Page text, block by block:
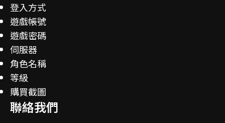
登入方式
遊戲帳號
遊戲密碼
伺服器
角色名稱
等級
購買截圖
聯絡我們